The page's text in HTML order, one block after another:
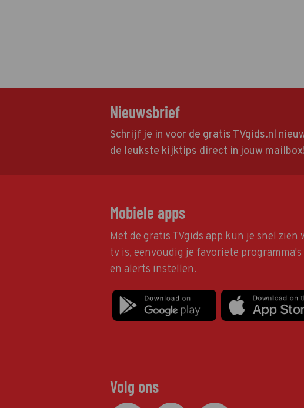
Nieuwsbrief
Schrijf je in voor de gratis TVgids.nl
de leukste kijktips direct in jouw mailbox!
Mobiele apps
Met de gratis TVgids app kun je snel zien
tv is, eenvoudig je favoriete programma's
en alerts instellen.
Volg ons